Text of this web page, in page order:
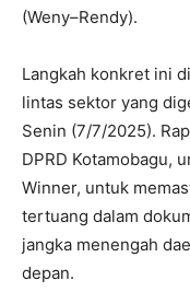
(Weny–Rendy).
Langkah konkret ini
lintas sektor yang
Senin (7/7/2025).
DPRD Kotamobagu,
Winner, untuk
tertuang dalam
jangka menengah
depan.